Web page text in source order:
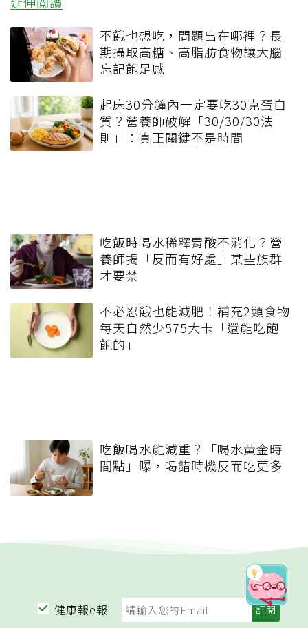
不餓也想吃，問題出在哪裡？長
期攝取高糖、高脂肪食物讓大腦
忘記飽足感
起床30分鐘內一定要吃30克蛋白
質？營養師破解「30/30/30法
則」：真正關鍵不是時間
吃飯時喝水稀釋胃酸不消化？營
養師揭「反而有好處」某些族群
才要禁
不必忍餓也能減肥！補充2類食物
每天自然少575大卡「還能吃飽
飽的」
吃飯喝水能減重？「喝水黃金時
間點」曝，喝錯時機反而吃更多
健康報e報